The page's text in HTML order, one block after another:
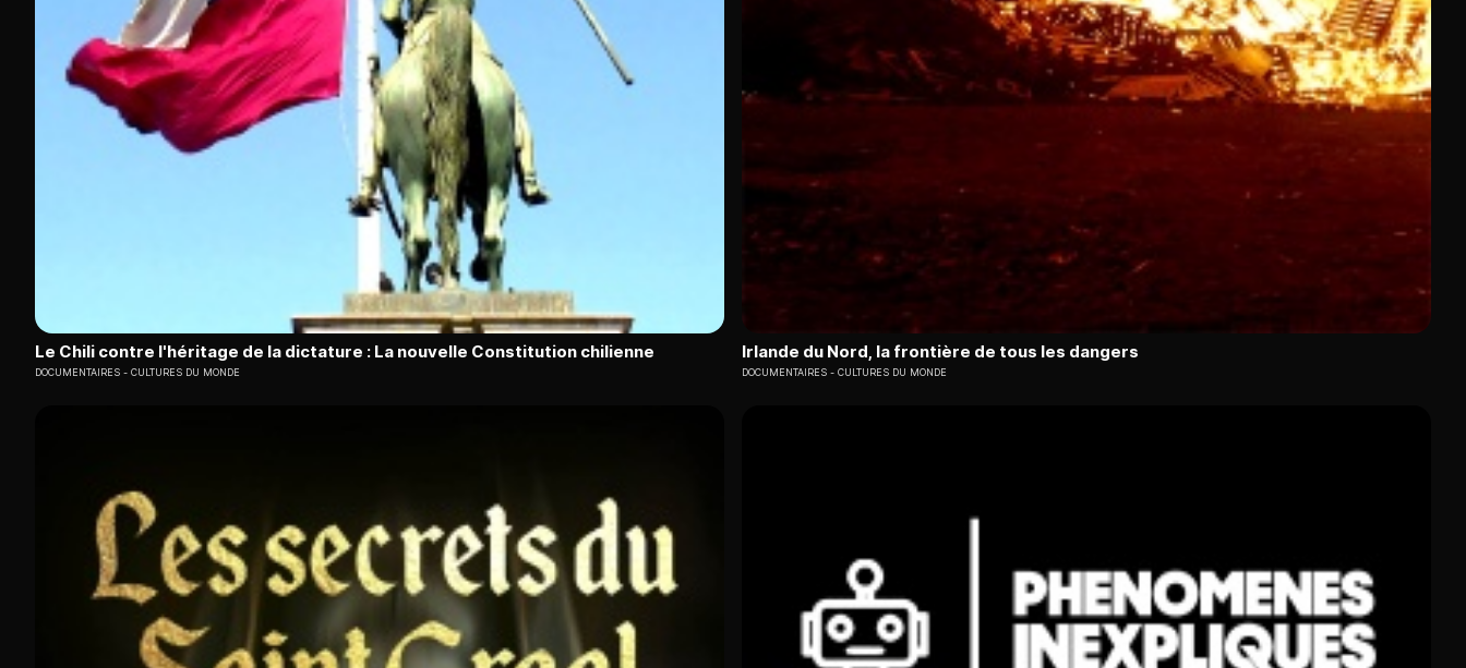
Le Chili contre l'héritage de la dictature : La nouvelle Constitution chilienne
DOCUMENTAIRES CULTURES DU MONDE
Irlande du Nord, la frontière de tous les dangers
DOCUMENTAIRES CULTURES DU MONDE